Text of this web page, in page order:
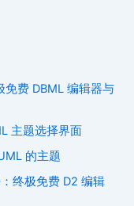
免费 DBML 编辑器与
主题选择界面
的主题
终极免费 D2 编辑